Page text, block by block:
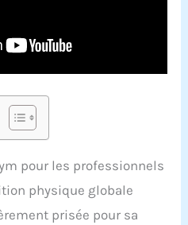
pour les professionnels
physique globale
prisée pour sa